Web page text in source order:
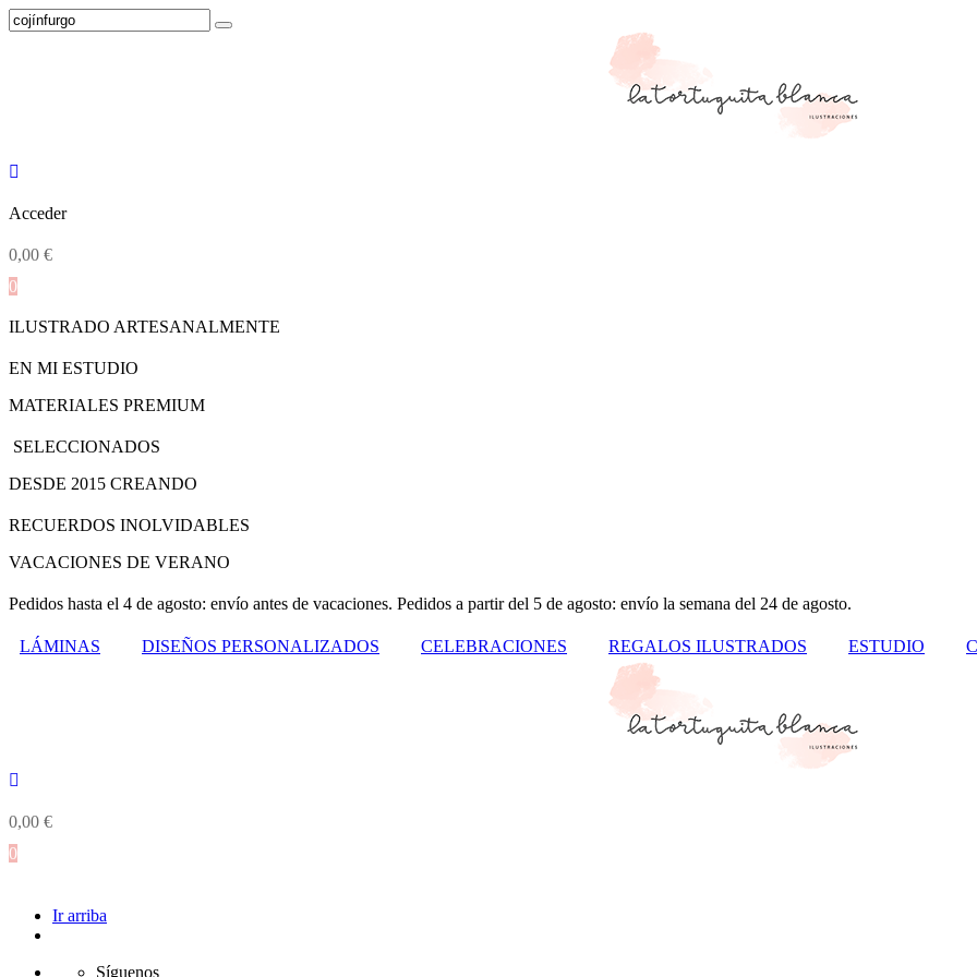
Acceder
0,00 €
0
ILUSTRADO ARTESANALMENTE
EN MI ESTUDIO
MATERIALES PREMIUM
SELECCIONADOS
DESDE 2015 CREANDO
RECUERDOS INOLVIDABLES
VACACIONES DE VERANO
Pedidos hasta el 4 de agosto: envío antes de vacaciones. Pedidos a partir del 5 de agosto: envío la semana del 24 de agosto.
LÁMINAS DISEÑOS PERSONALIZADOS CELEBRACIONES REGALOS ILUSTRADOS ESTUDIO
0,00 €
0
Ir arriba
Síguenos